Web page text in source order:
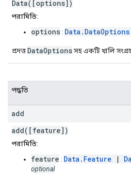
Data([options])
পরামিতি:
options: Data.DataOptions
প্রদত্ত DataOptionsসহ একটি খালি
পদ্ধতি
add
add([feature])
পরামিতি:
feature : Data.Feature |
optional